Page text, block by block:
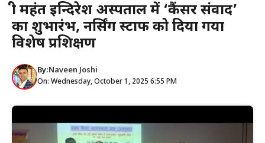
श्री महंत इन्दिरेश अस्पताल में ‘कैंसर संवाद’
का शुभारंभ, नर्सिंग स्टाफ को दिया गया
विशेष प्रशिक्षण
By:Naveen Joshi
On: Wednesday, October 1, 2025 6:55 PM